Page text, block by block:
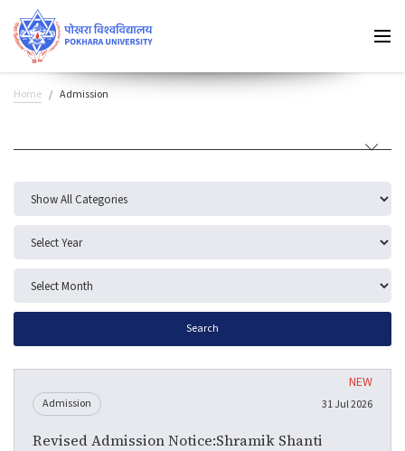
Home Admission
Search
Admission 31 Jul 2026
Revised Admission Notice:Shramik Shanti